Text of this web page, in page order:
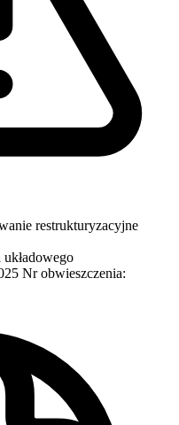
restrukturyzacyjne
Nr obwieszczenia: